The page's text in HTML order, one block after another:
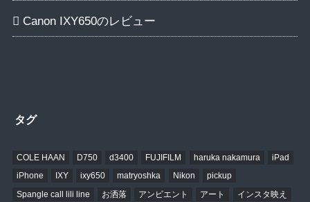
Canon IXY650のレビュー
タグ
COLE HAAN D750 d3400 FUJIFILM haruka nakamura
iPad
iPhone
IXY ixy650 matryoshka Nikon
pickup
Spangle call lili line
お洒落 アンビエント アート
インスタ映え